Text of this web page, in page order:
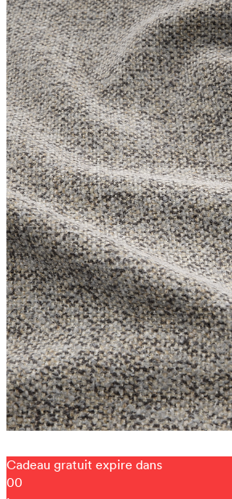
Cadeau gratuit expire dans
00